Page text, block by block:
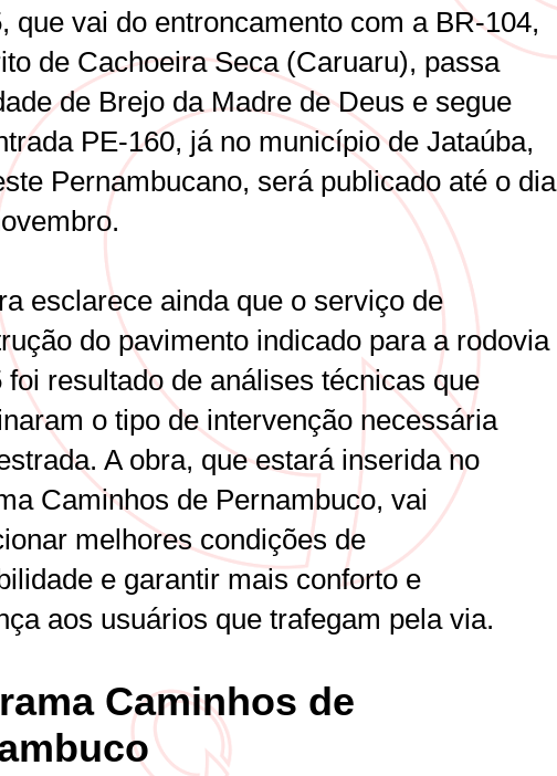
que vai do entroncamento com a BR-104,
de Cachoeira Seca (Caruaru), passa
de Brejo da Madre de Deus e segue
PE-160, já no município de Jataúba,
Pernambucano, será publicado até o dia
esclarece ainda que o serviço de
do pavimento indicado para a rodovia
foi resultado de análises técnicas que
o tipo de intervenção necessária
A obra, que estará inserida no
Caminhos de Pernambuco, vai
melhores condições de
e garantir mais conforto e
aos usuários que trafegam pela via.
Caminhos de